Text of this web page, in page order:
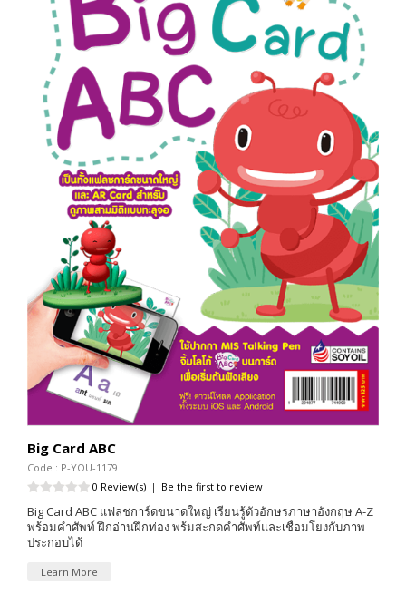
Big Card ABC
Code : P-YOU-1179
0 Review(s) | Be the first to review
Big Card ABC แฟลชการ์ดขนาดใหญ่ เรียนรู้ตัวอักษรภาษาอังกฤษ A-Z
พร้อมคำศัพท์ ฝึกอ่านฝึกท่อง พร้มสะกดคำศัพท์และเชื่อมโยงกับภาพ
ประกอบได้
Learn More